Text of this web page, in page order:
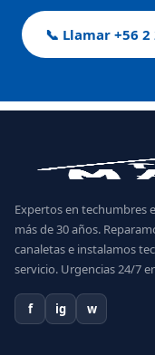
📞 Llamar +56 2
Expertos en techumbres
más de 30 años.
canaletas e instalamos
servicio. Urgencias 24/7
f ig w